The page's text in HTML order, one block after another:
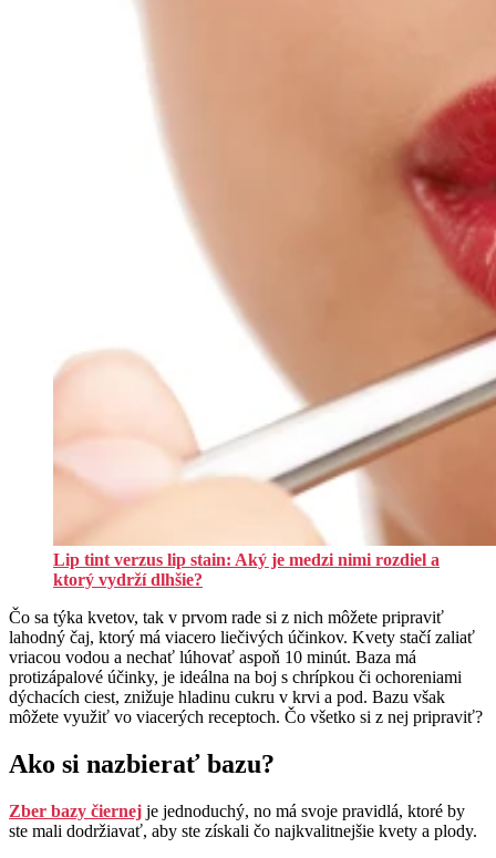
Lip tint verzus lip stain: Aký je medzi nimi rozdiel a
ktorý vydrží dlhšie?
Čo sa týka kvetov, tak v prvom rade si z nich môžete pripraviť
lahodný čaj, ktorý má viacero liečivých účinkov. Kvety stačí zaliať
vriacou vodou a nechať lúhovať aspoň 10 minút. Baza má
protizápalové účinky, je ideálna na boj s chrípkou či ochoreniami
dýchacích ciest, znižuje hladinu cukru v krvi a pod. Bazu však
môžete využiť vo viacerých receptoch. Čo všetko si z nej pripraviť?
Ako si nazbierať bazu?
Zber bazy čiernej je jednoduchý, no má svoje pravidlá, ktoré by
ste mali dodržiavať, aby ste získali čo najkvalitnejšie kvety a plody.